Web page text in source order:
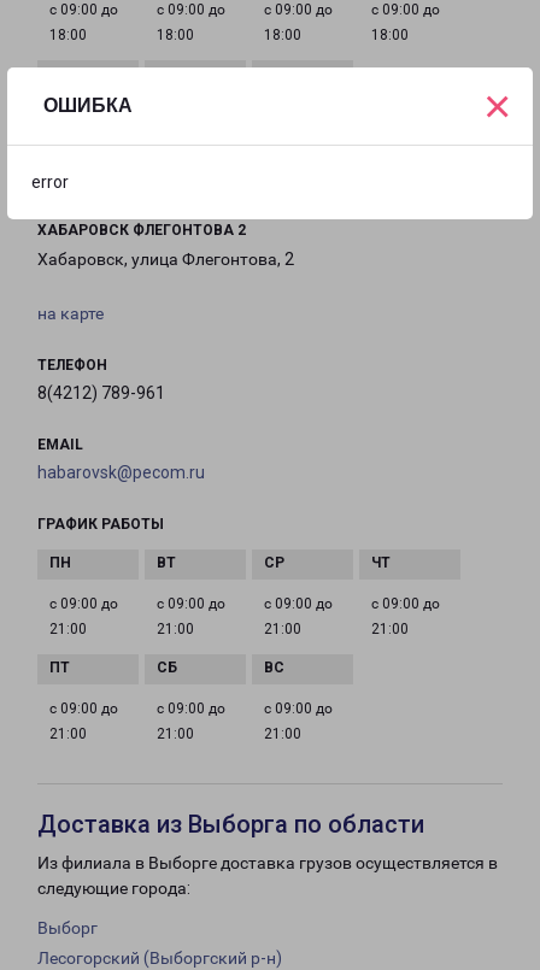
ОШИБКА
error
×
с 09:00 до
18:00
с 09:00 до
18:00
с 09:00 до
18:00
с 09:00 до
18:00
с 09:00 до
ХАБАРОВСК ФЛЕГОНТОВА 2
Хабаровск, улица Флегонтова, 2
на карте
ТЕЛЕФОН
8(4212) 789-961
EMAIL
habarovsk@pecom.ru
ГРАФИК РАБОТЫ
с 09:00 до
21:00
с 09:00 до
21:00
с 09:00 до
21:00
с 09:00 до
21:00
с 09:00 до
21:00
с 09:00 до
21:00
с 09:00 до
21:00
Доставка из Выборга по области
Из филиала в Выборге доставка грузов осуществляется в
следующие города:
Выборг
Лесогорский (Выборгский р-н)